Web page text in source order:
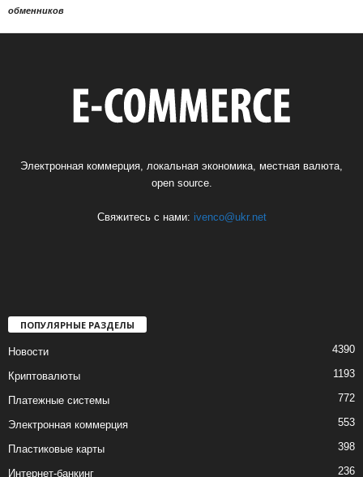
обменников
Электронная коммерция, локальная экономика, местная валюта,
open source.
Свяжитесь с нами: ivenco@ukr.net
ПОПУЛЯРНЫЕ РАЗДЕЛЫ
Новости 4390
Криптовалюты 1193
Платежные системы 772
Электронная коммерция 553
Пластиковые карты 398
Интернет-банкинг 236